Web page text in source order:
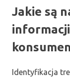
Jakie są
Identyfikacja